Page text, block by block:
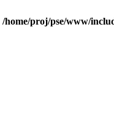
/home/proj/pse/www/